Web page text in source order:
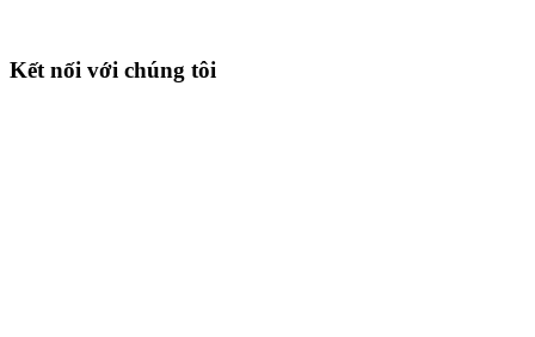
Kết nối với chúng tôi